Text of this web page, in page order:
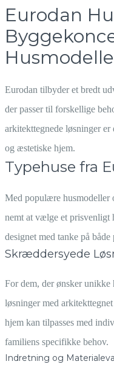
Eurodan
Eurodan tilbyder et bredt
der passer til forskellige
arkitekttegnede løsninger
og æstetiske hjem.
Typehuse fra
Med populære husmodeller
nemt at vælge et prisvenligt
designet med tanke på
Skræddersyede
For dem, der ønsker
løsninger med
hjem kan tilpasses med
familiens specifikke behov.
Indretning og